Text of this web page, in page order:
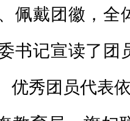
佩戴团徽，全
书记宣读了团
优秀团员代表